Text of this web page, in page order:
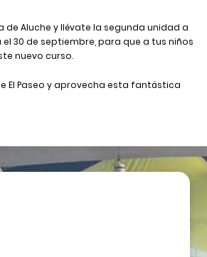
de Aluche y llévate la segunda unidad a
30 de septiembre, para que a tus niños
nuevo curso.
El Paseo y aprovecha esta fantástica